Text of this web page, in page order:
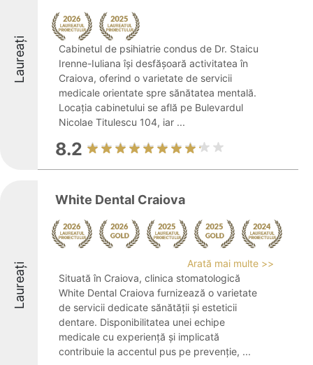
Laureați
Cabinetul de psihiatrie condus de Dr. Staicu
Irenne-Iuliana își desfășoară activitatea în
Craiova, oferind o varietate de servicii
medicale orientate spre sănătatea mentală.
Locația cabinetului se află pe Bulevardul
Nicolae Titulescu 104, iar ...
8.2
Laureați
White Dental Craiova
Arată mai multe >>
Situată în Craiova, clinica stomatologică
White Dental Craiova furnizează o varietate
de servicii dedicate sănătății și esteticii
dentare. Disponibilitatea unei echipe
medicale cu experiență și implicată
contribuie la accentul pus pe prevenție, ...